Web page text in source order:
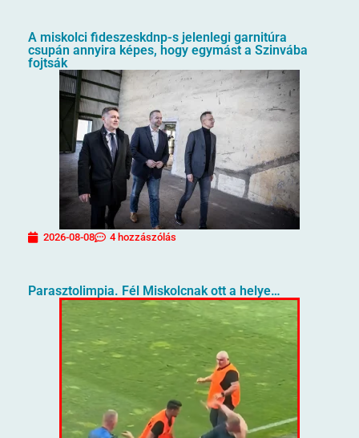
A miskolci fideszeskdnp-s jelenlegi garnitúra
csupán annyira képes, hogy egymást a Szinvába
fojtsák
2026-08-08 4 hozzászólás
Parasztolimpia. Fél Miskolcnak ott a helye…